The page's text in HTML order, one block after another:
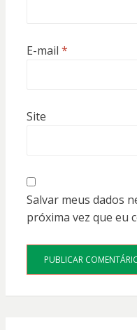
E-mail *
Site
Salvar meus dados
próxima vez que eu